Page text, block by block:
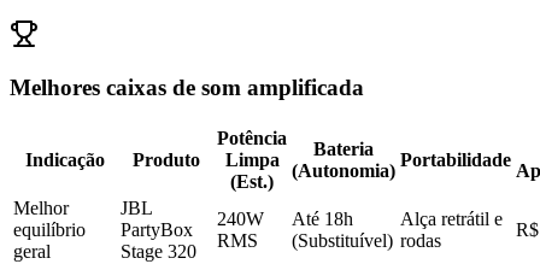
Melhores caixas de som amplificada
Indicação Produto
Potência
Limpa
(Est.)
Bateria
(Autonomia)
Portabilidade
Melhor
equilíbrio
geral
JBL
PartyBox
Stage 320
240W
RMS
Até 18h
(Substituível)
Alça retrátil e
rodas